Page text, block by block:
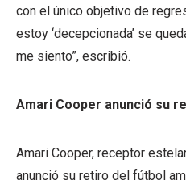
con el único objetivo de
estoy ‘decepcionada’ se
me siento”, escribió.
Amari Cooper anunció su
Amari Cooper, receptor
anunció su retiro del fútbol